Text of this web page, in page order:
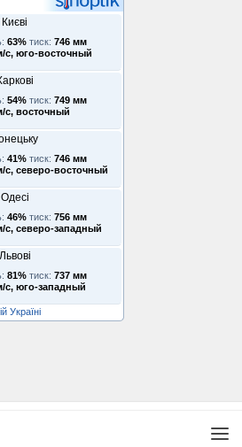
Києві
63% тиск: 746 мм
с, юго-восточный
54% тиск: 749 мм
с, восточный
41% тиск: 746 мм
с, северо-восточный
Одесі
46% тиск: 756 мм
с, северо-западный
Львові
81% тиск: 737 мм
с, юго-западный
Україні